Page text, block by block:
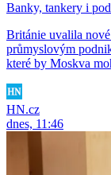
Banky, tankery i
Británie uvalila
průmyslovým
které by Moskva
HN.cz
dnes, 11:46